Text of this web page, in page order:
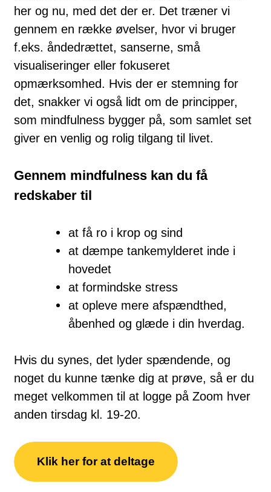
her og nu, med det der er. Det træner vi
gennem en række øvelser, hvor vi bruger
f.eks. åndedrættet, sanserne, små
visualiseringer eller fokuseret
opmærksomhed. Hvis der er stemning for
det, snakker vi også lidt om de principper,
som mindfulness bygger på, som samlet set
giver en venlig og rolig tilgang til livet.
Gennem mindfulness kan du få
redskaber til
at få ro i krop og sind
at dæmpe tankemylderet inde i
hovedet
at formindske stress
at opleve mere afspændthed,
åbenhed og glæde i din hverdag.
Hvis du synes, det lyder spændende, og
noget du kunne tænke dig at prøve, så er du
meget velkommen til at logge på Zoom hver
anden tirsdag kl. 19-20.
Klik her for at deltage